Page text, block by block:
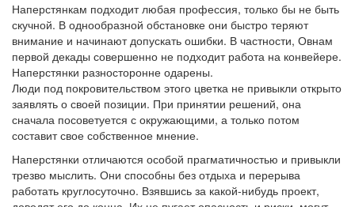
Наперстянкам подходит любая профессия, только бы не быть
скучной. В однообразной обстановке они быстро теряют
внимание и начинают допускать ошибки. В частности, Овнам
первой декады совершенно не подходит работа на конвейере.
Наперстянки разносторонне одарены.
Люди под покровительством этого цветка не привыкли открыто
заявлять о своей позиции. При принятии решений, она
сначала посоветуется с окружающими, а только потом
составит свое собственное мнение.
Наперстянки отличаются особой прагматичностью и привыкли
трезво мыслить. Они способны без отдыха и перерыва
работать круглосуточно. Взявшись за какой-нибудь проект,